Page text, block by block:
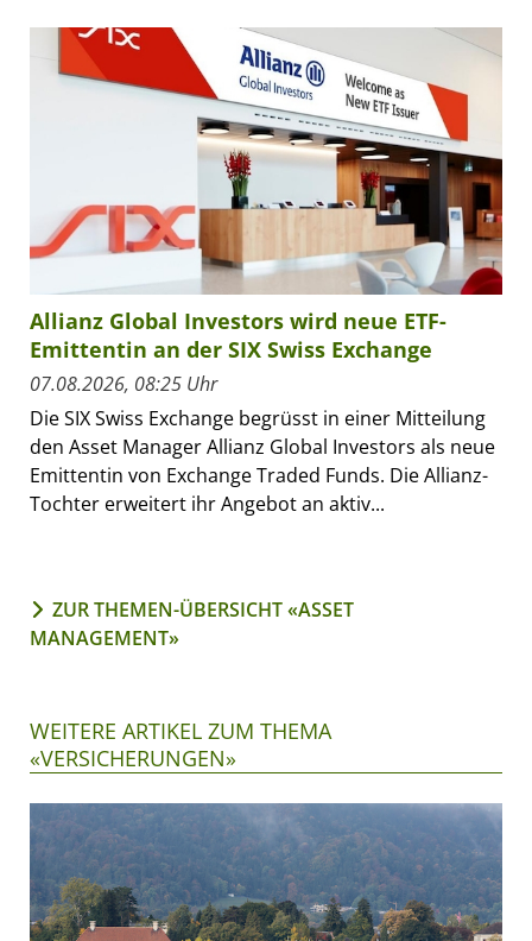
Allianz Global Investors wird neue ETF-
Emittentin an der SIX Swiss Exchange
07.08.2026, 08:25 Uhr
Die SIX Swiss Exchange begrüsst in einer Mitteilung
den Asset Manager Allianz Global Investors als neue
Emittentin von Exchange Traded Funds. Die Allianz-
Tochter erweitert ihr Angebot an aktiv...
ZUR THEMEN-ÜBERSICHT «ASSET
MANAGEMENT»
WEITERE ARTIKEL ZUM THEMA
«VERSICHERUNGEN»